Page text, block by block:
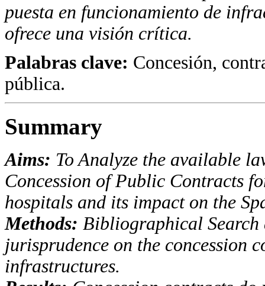
puesta en funcionamiento de
ofrece una visión crítica.
Palabras clave: Concesión,
pública.
Summary
Aims: To Analyze the available
Concession of Public Contracts
hospitals and its impact on the
Methods: Bibliographical
jurisprudence on the concession
infrastructures.